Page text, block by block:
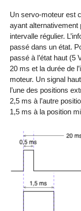
Un servo-moteur est
ayant alternativement
intervalle régulier.
passé dans un état.
passé à l’état haut (5
20 ms et la durée de
moteur. Un signal
l’une des positions
2,5 ms à l’autre
1,5 ms à la position